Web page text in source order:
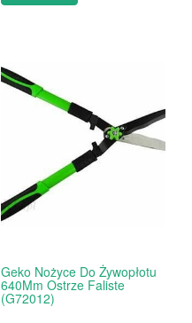
Geko Nożyce Do Żywopłotu
640Mm Ostrze Faliste
(G72012)